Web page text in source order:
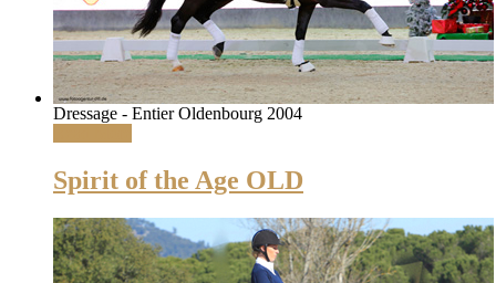
Dressage - Entier Oldenbourg 2004
Spirit of the Age OLD